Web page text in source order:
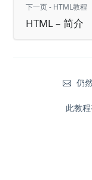
下一页 - HTML教程
HTML – 简介
仍
此教